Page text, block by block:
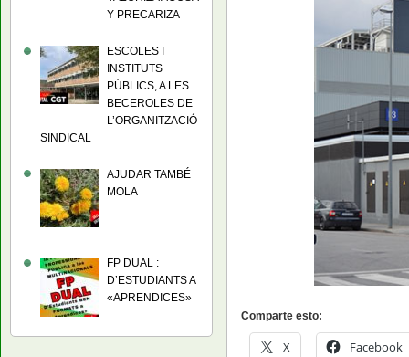
Comparte esto:
X Facebook
Y PRECARIZA
ESCOLES I
INSTITUTS
PÚBLICS, A LES
BECEROLES DE
L’ORGANITZACIÓ
SINDICAL
AJUDAR TAMBÉ
MOLA
FP DUAL :
D’ESTUDIANTS A
«APRENDICES»